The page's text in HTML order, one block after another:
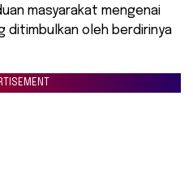
masyarakat mengenai
ditimbulkan oleh berdirinya